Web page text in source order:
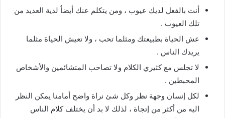
أنت بالفعل لديك عيوب ، ومن يتكلم عنك أيضاُ لدية العديد من
تلك العيوب .
عش الحياة بطبيعتك ومثلما تحب ، ولا تعيش الحياة مثلما
يريدك الناس .
لا تجلس مع كثيري الكلام ولا تصاحب المتشائمين والأشخاص
المحبطين .
لكل إنسان وجهة نظر وكل شئ نراة واضح أمامنا يمكن النظر
اليه من أكثر من إتجاة ، لذلك لا بد أن يختلف كلام الناس